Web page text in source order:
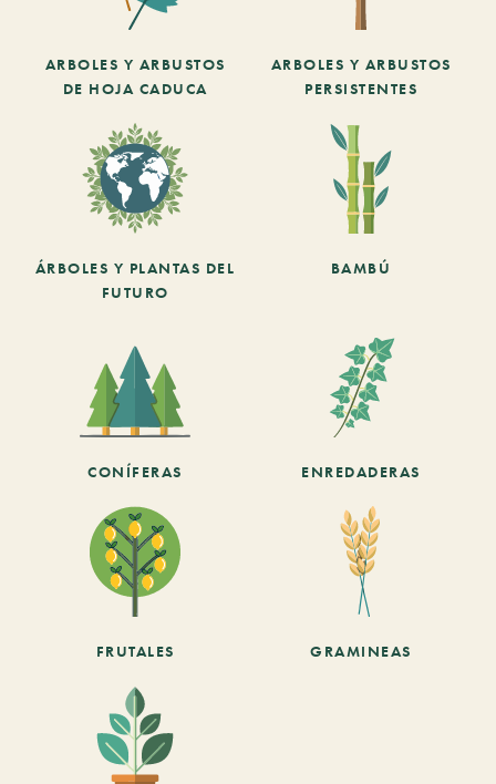
ARBOLES Y ARBUSTOS
DE HOJA CADUCA
ARBOLES Y ARBUSTOS
PERSISTENTES
ÁRBOLES Y PLANTAS DEL
FUTURO
BAMBÚ
CONÍFERAS ENREDADERAS
FRUTALES GRAMINEAS